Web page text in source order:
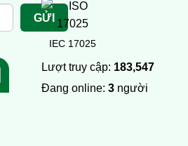
IEC 17025
Lượt truy cập: 183,547
Đang online: 3 người